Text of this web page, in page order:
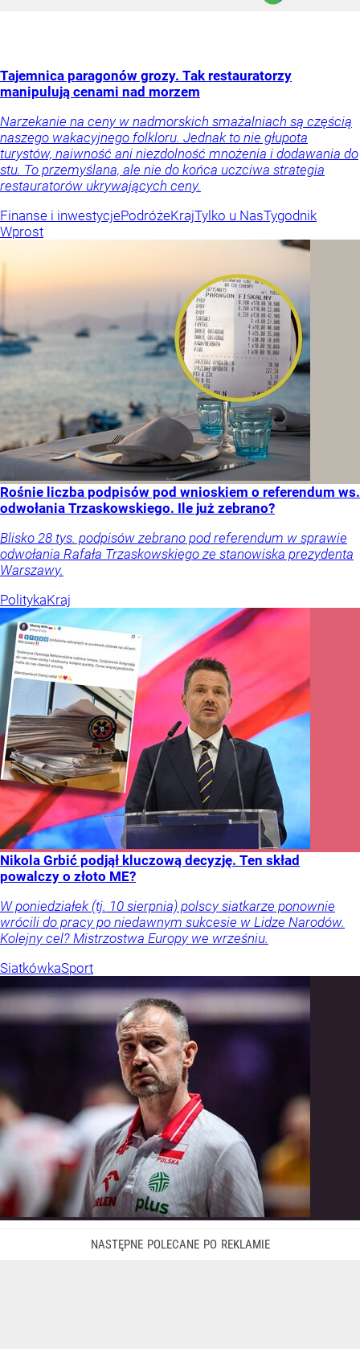
Tajemnica paragonów grozy. Tak restauratorzy
manipulują cenami nad morzem
Narzekanie na ceny w nadmorskich smażalniach są częścią
naszego wakacyjnego folkloru. Jednak to nie głupota
turystów, naiwność ani niezdolność mnożenia i dodawania do
stu. To przemyślana, ale nie do końca uczciwa strategia
restauratorów ukrywających ceny.
Finanse i inwestycjePodróżeKrajTylko u NasTygodnik
Wprost
Rośnie liczba podpisów pod wnioskiem o referendum ws.
odwołania Trzaskowskiego. Ile już zebrano?
Blisko 28 tys. podpisów zebrano pod referendum w sprawie
odwołania Rafała Trzaskowskiego ze stanowiska prezydenta
Warszawy.
PolitykaKraj
Nikola Grbić podjął kluczową decyzję. Ten skład
powalczy o złoto ME?
W poniedziałek (tj. 10 sierpnia) polscy siatkarze ponownie
wrócili do pracy po niedawnym sukcesie w Lidze Narodów.
Kolejny cel? Mistrzostwa Europy we wrześniu.
SiatkówkaSport